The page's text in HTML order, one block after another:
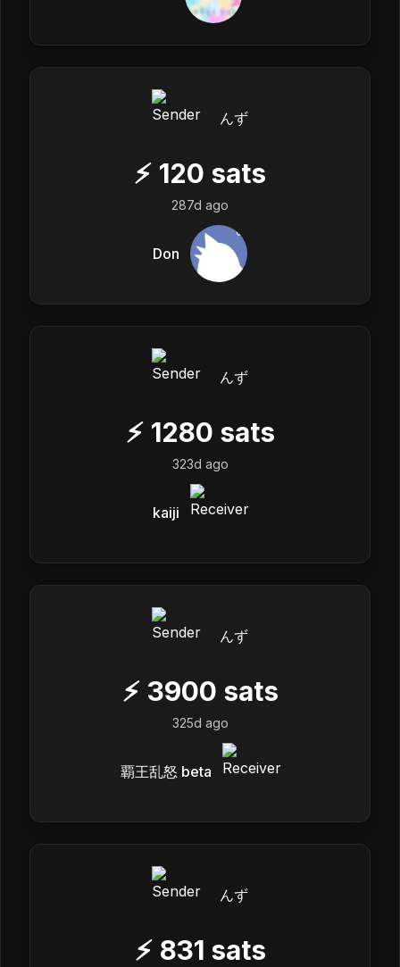
んず
⚡ 120 sats
287d ago
Don
んず
⚡ 1280 sats
323d ago
kaiji
んず
⚡ 3900 sats
325d ago
覇王乱怒 beta
んず
⚡ 831 sats